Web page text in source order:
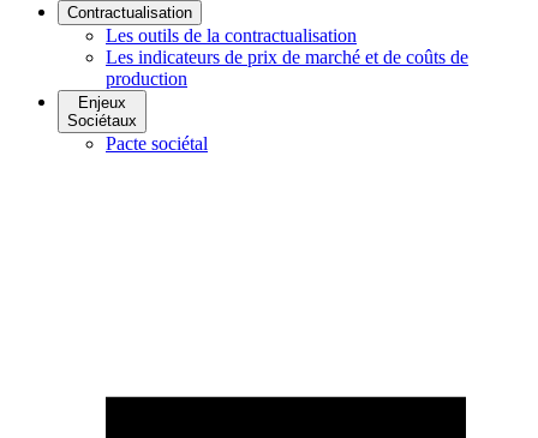
Contractualisation
Les outils de la contractualisation
Les indicateurs de prix de marché et de coûts de
production
Enjeux
Sociétaux
Pacte sociétal